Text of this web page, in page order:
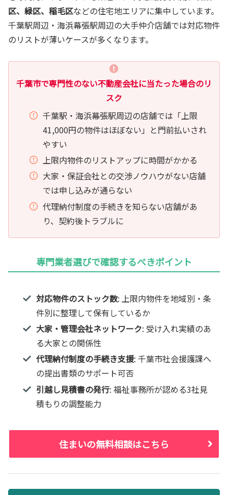
区、緑区、稲毛区などの住宅地エリアに集中しています。
千葉駅周辺・海浜幕張駅周辺の大手仲介店舗では対応物件
のリストが薄いケースが多くなります。
千葉市で専門性のない不動産会社に当たった場合のリ
スク
千葉駅・海浜幕張駅周辺の店舗では「上限
41,000円の物件はほぼない」と門前払いされ
やすい
上限内物件のリストアップに時間がかかる
大家・保証会社との交渉ノウハウがない店舗
では申し込みが通らない
代理納付制度の手続きを知らない店舗があ
り、契約後トラブルに
専門業者選びで確認するべきポイント
対応物件のストック数: 上限内物件を地域別・条
件別に整理して保有しているか
大家・管理会社ネットワーク: 受け入れ実績のあ
る大家との関係性
代理納付制度の手続き支援: 千葉市社会援護課へ
の提出書類のサポート可否
引越し見積書の発行: 福祉事務所が認める3社見
積もりの調整能力
住まいの無料相談はこちら